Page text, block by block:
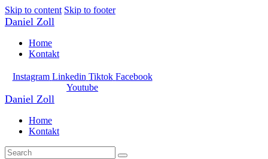
Skip to content Skip to footer
Daniel Zoll
Home
Kontakt
Instagram Linkedin Tiktok Facebook
Youtube
Daniel Zoll
Home
Kontakt